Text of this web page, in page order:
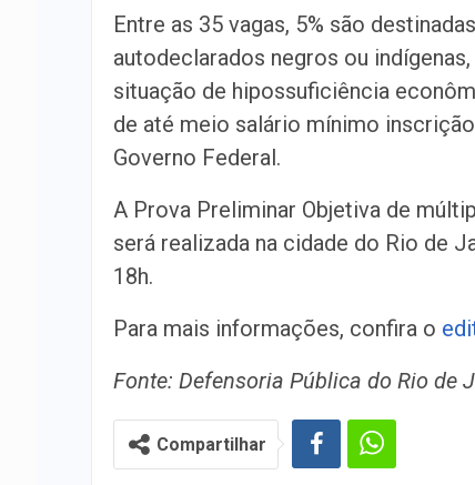
Entre as 35 vagas, 5% são
autodeclarados negros ou
situação de hipossuficiência
de até meio salário mínimo
Governo Federal.
A Prova Preliminar Objetiva de
será realizada na cidade do Rio de
18h.
Para mais informações, confira o
Fonte: Defensoria Pública do Rio de
Compartilhar